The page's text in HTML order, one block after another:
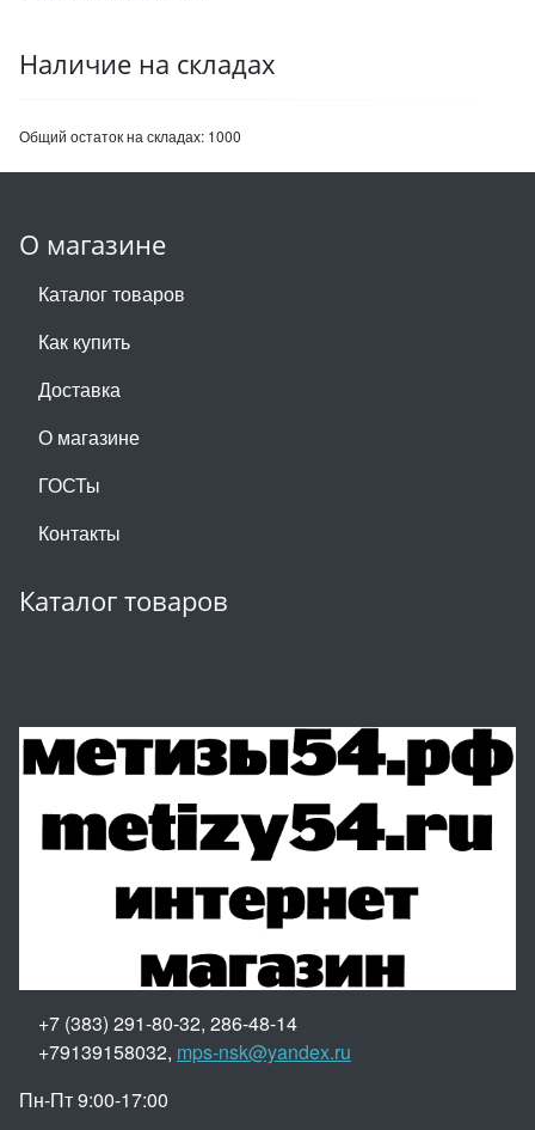
Наличие на складах
Общий остаток на складах: 1000
О магазине
Каталог товаров
Как купить
Доставка
О магазине
ГОСТы
Контакты
Каталог товаров
+7 (383) 291-80-32, 286-48-14
+79139158032, mps-nsk@yandex.ru
Пн-Пт 9:00-17:00